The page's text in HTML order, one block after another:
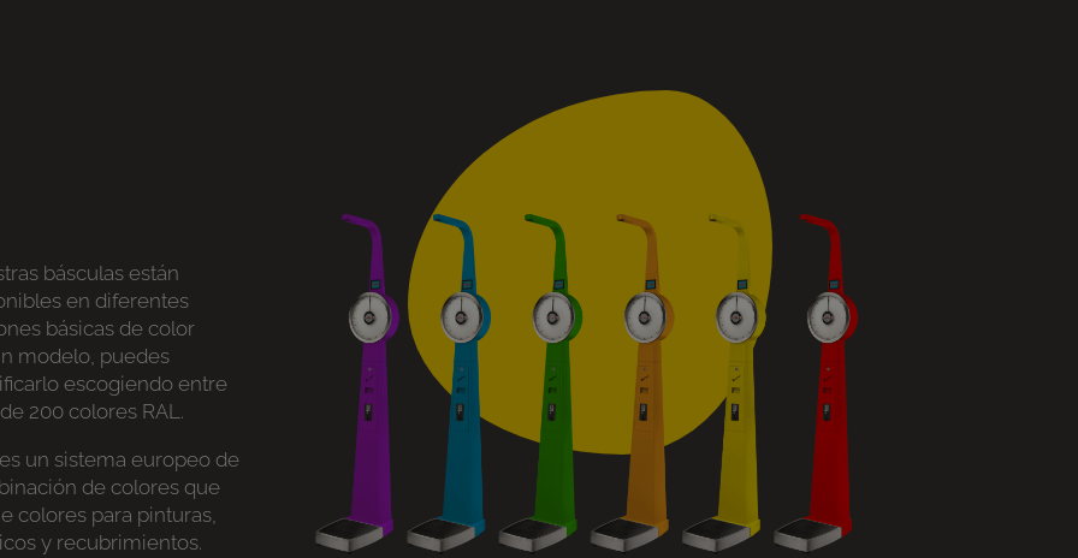
básculas están
en diferentes
básicas de color
modelo, puedes
escogiendo entre
200 colores RAL.
un sistema europeo de
de colores que
colores para pinturas,
y recubrimientos.